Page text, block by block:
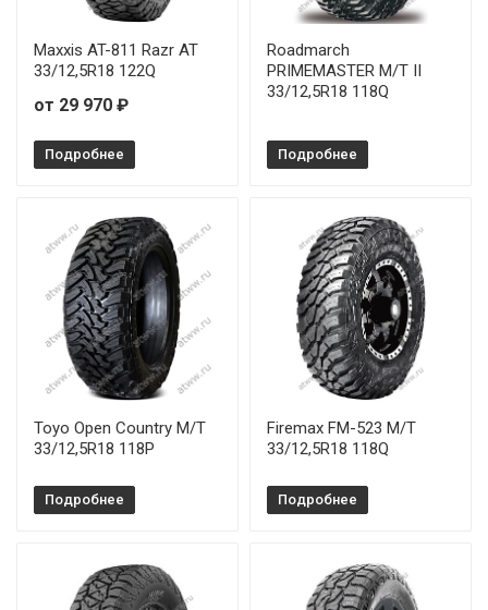
Maxxis AT-811 Razr AT
33/12,5R18 122Q
от 29 970 ₽
Подробнее
Roadmarch
PRIMEMASTER M/T II
33/12,5R18 118Q
Подробнее
Toyo Open Country M/T
33/12,5R18 118P
Подробнее
Firemax FM-523 M/T
33/12,5R18 118Q
Подробнее